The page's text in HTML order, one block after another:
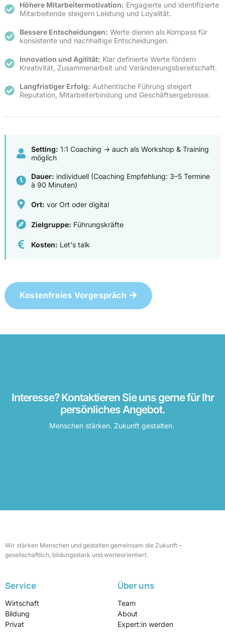
Höhere Mitarbeitermotivation: Engagierte und identifizierte
Mitarbeitende steigern Leistung und Loyalität.
Bessere Entscheidungen: Werte dienen als Kompass für
konsistente und nachhaltige Entscheidungen.
Innovation und Agilität: Klar definierte Werte fördern
Kreativität, Zusammenarbeit und Veränderungsbereitschaft.
Langfristiger Erfolg: Authentische Führung steigert
Reputation, Mitarbeiterbindung und Geschäftsergebnisse.
Setting: 1:1 Coaching -> auch als Workshop & Training
möglich
Dauer: individuell (Coaching Empfehlung: 3–5 Termine
à 90 Minuten)
Ort: vor Ort oder digital
Zielgruppe: Führungskräfte
Kosten: Let's talk
Kostenfreies Vorgespräch
Interesse? Kontaktieren Sie uns gerne für Ihr
persönliches Angebot.
Menschen stärken. Zukunft gestalten.
Wir stärken Menschen und gestalten gemeinsam die Zukunft –
gesellschaftlich, bildungsstark und werteorientiert.
Service
Wirtschaft
Bildung
Privat
Über uns
Team
About
Expert:in werden